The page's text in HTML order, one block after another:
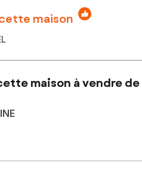
maison
maison à vendre de
sur 2 niveaux.